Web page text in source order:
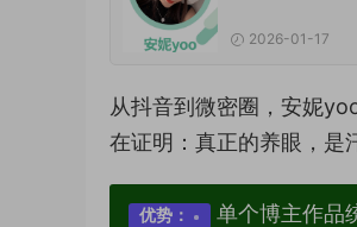
2026-01-17
从抖音到微密圈，安妮
在证明：真正的养眼，是
优势： 单个博主作品